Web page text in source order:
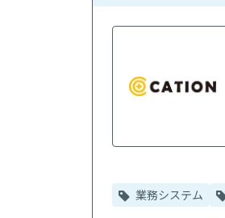
業務システム